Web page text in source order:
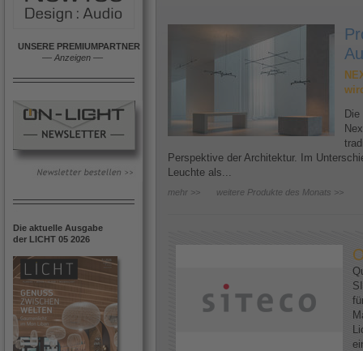
UNSERE PREMIUMPARTNER
–– Anzeigen ––
Die aktuelle Ausgabe
der LICHT 05 2026
Perspektive der Architektur. Im
Leuchte als...
mehr >> weitere Produkte des Monats >>